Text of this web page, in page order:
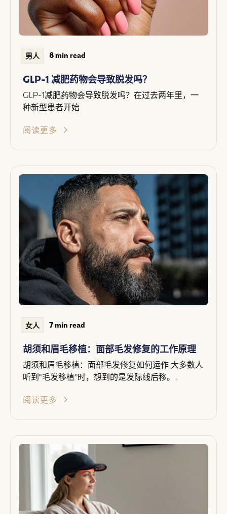
男人 8 min read
GLP-1 减肥药物会导致脱发吗？
GLP-1减肥药物会导致脱发吗？在过去两年里，一
种新型患者开始
阅读更多
女人 7 min read
胡须和眉毛移植：面部毛发修复的工作原理
胡须和眉毛移植：面部毛发修复如何运作 大多数人
听到“毛发移植”时，想到的是发际线后移。.
阅读更多